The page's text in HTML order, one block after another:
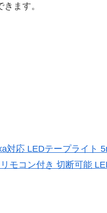
ます。
対応 LEDテープライト
モコン付き 切断可能